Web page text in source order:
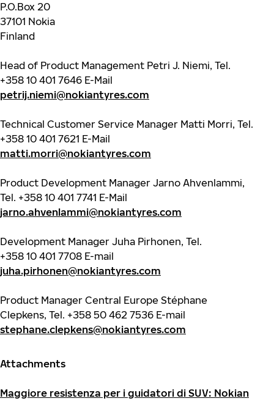
P.O.Box 20
37101 Nokia
Finland
Head of Product Management Petri J. Niemi, Tel.
+358 10 401 7646 E-Mail
petrij.niemi@nokiantyres.com
Technical Customer Service Manager Matti Morri, Tel.
+358 10 401 7621 E-Mail
matti.morri@nokiantyres.com
Product Development Manager Jarno Ahvenlammi,
Tel. +358 10 401 7741 E-Mail
jarno.ahvenlammi@nokiantyres.com
Development Manager Juha Pirhonen, Tel.
+358 10 401 7708 E-mail
juha.pirhonen@nokiantyres.com
Product Manager Central Europe Stéphane
Clepkens, Tel. +358 50 462 7536 E-mail
stephane.clepkens@nokiantyres.com
Attachments
Maggiore resistenza per i guidatori di SUV: Nokian